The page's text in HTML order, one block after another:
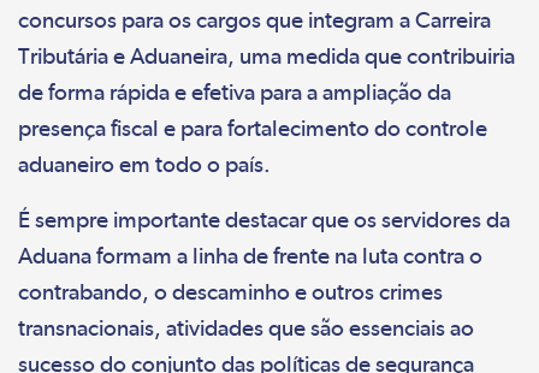
concursos para os cargos que integram a Carreira
Tributária e Aduaneira, uma medida que contribuiria
de forma rápida e efetiva para a ampliação da
presença fiscal e para fortalecimento do controle
aduaneiro em todo o país.
É sempre importante destacar que os servidores da
Aduana formam a linha de frente na luta contra o
contrabando, o descaminho e outros crimes
transnacionais, atividades que são essenciais ao
sucesso do conjunto das políticas de segurança